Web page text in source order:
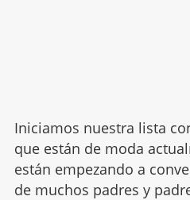
Iniciamos nuestra lista
que están de moda
están empezando a
de muchos padres y